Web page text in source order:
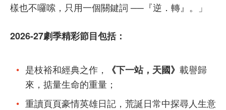
樣也不囉嗦，只用一個關鍵詞 ──『逆．轉』。」
2026-27劇季精彩節目包括：
是枝裕和經典之作， 《下一站，天國》 載譽歸
來，掂量生命的重量；
重讀頁頁豪情英雄日記，荒誕日常中探尋人生意